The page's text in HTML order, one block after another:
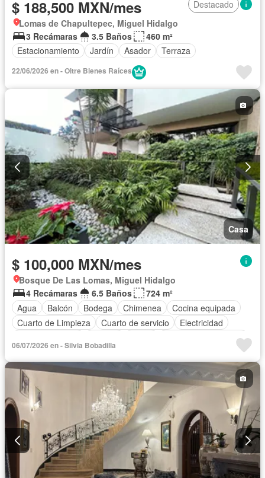
$ 188,500 MXN/mes
Destacado
Lomas de Chapultepec, Miguel Hidalgo
3 Recámaras
3.5 Baños
460 m²
Estacionamiento
Jardín Asador Terraza
22/06/2026 en - Oltre Bienes Raíces
Casa
$ 100,000 MXN/mes
Bosque De Las Lomas, Miguel Hidalgo
4 Recámaras
6.5 Baños
724 m²
Agua
Balcón Bodega Chimenea
Cocina equipada
Cuarto de Limpieza
Cuarto de servicio
Electricidad
Recámara con closet
Wifi
Sin amueblar
06/07/2026 en - Silvia Bobadilla